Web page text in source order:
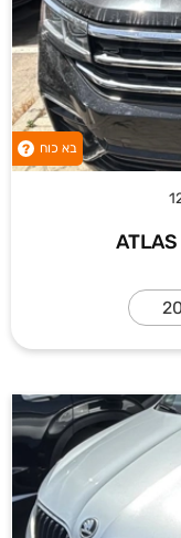
בא כוח ?